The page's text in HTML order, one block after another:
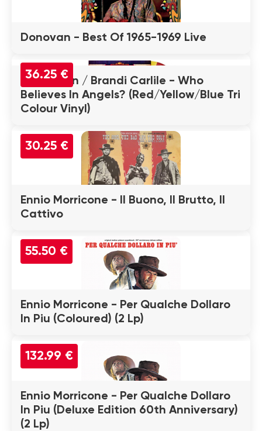
Donovan - Best Of 1965-1969 Live
36.25 €
Elton John / Brandi Carlile - Who
Believes In Angels? (Red/Yellow/Blue Tri
Colour Vinyl)
30.25 €
Ennio Morricone - Il Buono, Il Brutto, Il
Cattivo
55.50 €
Ennio Morricone - Per Qualche Dollaro
In Piu (Coloured) (2 Lp)
132.99 €
Ennio Morricone - Per Qualche Dollaro
In Piu (Deluxe Edition 60th Anniversary)
(2 Lp)